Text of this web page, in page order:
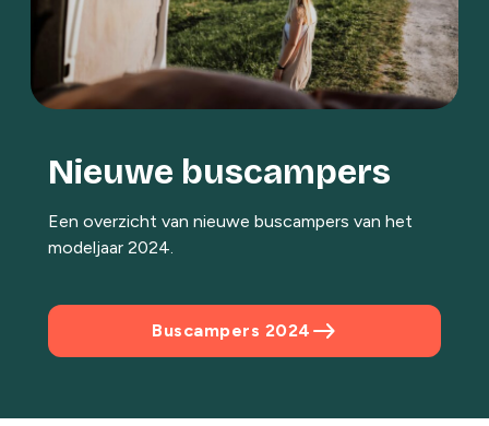
Nieuwe buscampers
Een overzicht van nieuwe buscampers van het
modeljaar 2024.
east
Buscampers 2024